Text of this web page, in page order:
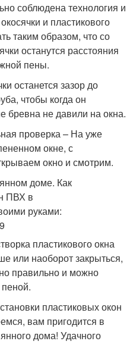
соблюдена технология и
и пластикового
таким образом, что со
останутся расстояния
пены.
останется зазор до
чтобы когда он
бревна не давили на окна.
проверка – На уже
окне, с
окно и смотрим.
пластикового окна
или наоборот закрыться,
правильно и можно
пластиковых окон
вам пригодится в
дома! Удачного